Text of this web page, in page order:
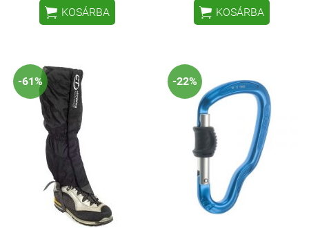
 KOSÁRBA  KOSÁRBA
-61% -22%